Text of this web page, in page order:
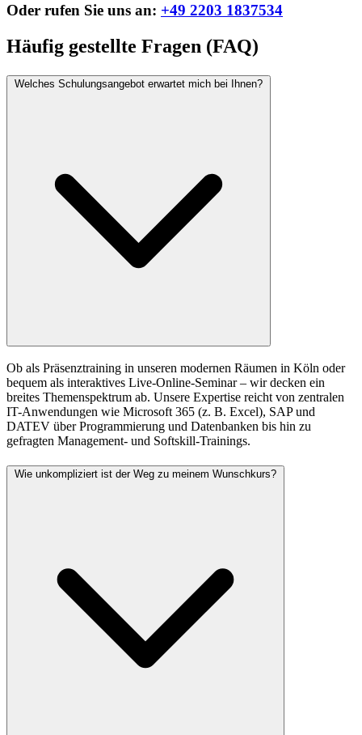
Oder rufen Sie uns an: +49 2203 1837534
Häufig gestellte Fragen (FAQ)
Welches Schulungsangebot erwartet mich bei Ihnen?
Ob als Präsenztraining in unseren modernen Räumen in Köln oder
bequem als interaktives Live-Online-Seminar – wir decken ein
breites Themenspektrum ab. Unsere Expertise reicht von zentralen
IT-Anwendungen wie Microsoft 365 (z. B. Excel), SAP und
DATEV über Programmierung und Datenbanken bis hin zu
gefragten Management- und Softskill-Trainings.
Wie unkompliziert ist der Weg zu meinem Wunschkurs?